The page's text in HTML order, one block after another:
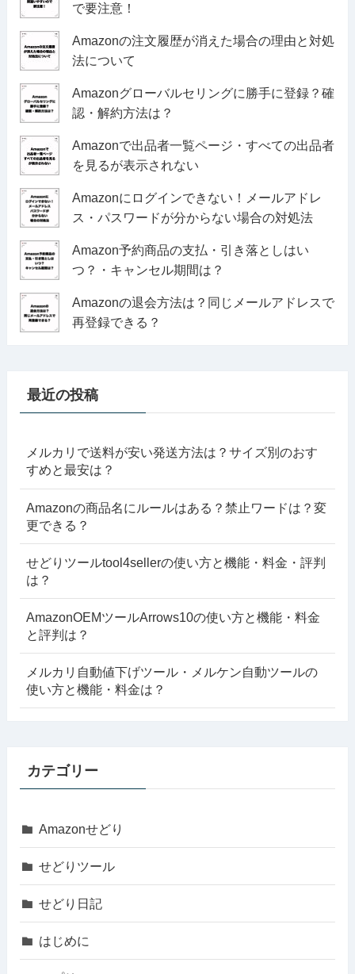
で要注意！
Amazonの注文履歴が消えた場合の理由と対処
法について
Amazonグローバルセリングに勝手に登録？確
認・解約方法は？
Amazonで出品者一覧ページ・すべての出品者
を見るが表示されない
Amazonにログインできない！メールアドレ
ス・パスワードが分からない場合の対処法
Amazon予約商品の支払・引き落としはい
つ？・キャンセル期間は？
Amazonの退会方法は？同じメールアドレスで
再登録できる？
最近の投稿
メルカリで送料が安い発送方法は？サイズ別のおす
すめと最安は？
Amazonの商品名にルールはある？禁止ワードは？変
更できる？
せどりツールtool4sellerの使い方と機能・料金・評判
は？
AmazonOEMツールArrows10の使い方と機能・料金
と評判は？
メルカリ自動値下げツール・メルケン自動ツールの
使い方と機能・料金は？
カテゴリー
Amazonせどり
せどりツール
せどり日記
はじめに